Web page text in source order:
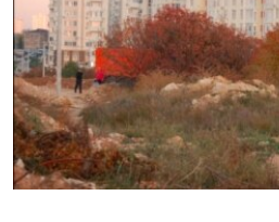
ДЕПОРТАЦІЯ
ВІДЕОУРОКИ «ELIFBE»
СВІДЧЕННЯ ОКУПАЦІЇ
УКРАЇНСЬКА ПРОБЛЕМА КРИМУ
ІНФОГРАФІКА
ЯК ОБІЙТИ БЛОКУВАННЯ
Русский
Qırımtatar
ДОЛУЧАЙСЯ!